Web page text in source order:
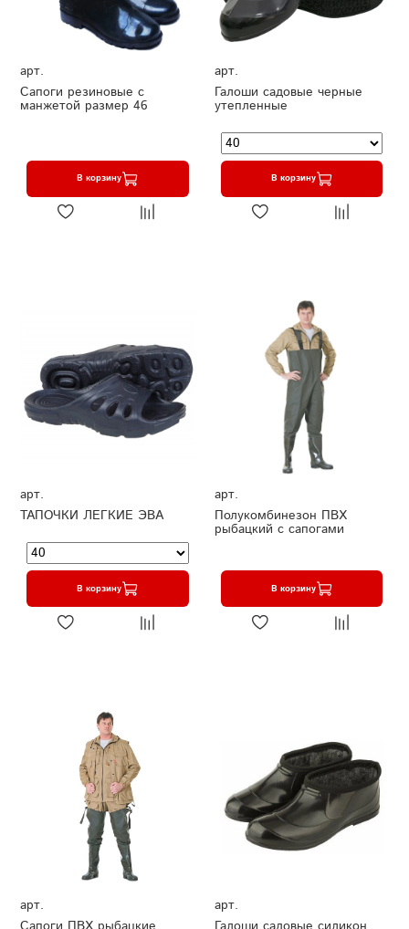
арт.
Сапоги резиновые с
манжетой размер 46
В корзину
арт.
Галоши садовые черные
утепленные
В корзину
арт.
ТАПОЧКИ ЛЕГКИЕ ЭВА
В корзину
арт.
Полукомбинезон ПВХ
рыбацкий с сапогами
В корзину
арт.
арт.